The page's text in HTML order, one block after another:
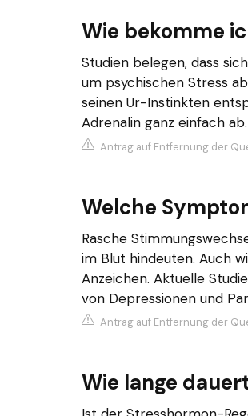
Wie bekomme
Studien belegen, dass
um psychischen Stress
seinen Ur-Instinkten
Adrenalin ganz einfach ab.
Antrag auf Entfernung der
Welche
Rasche
im Blut hindeuten. Auch
Anzeichen. Aktuelle
von Depressionen und
Antrag auf Entfernung der
Wie lange